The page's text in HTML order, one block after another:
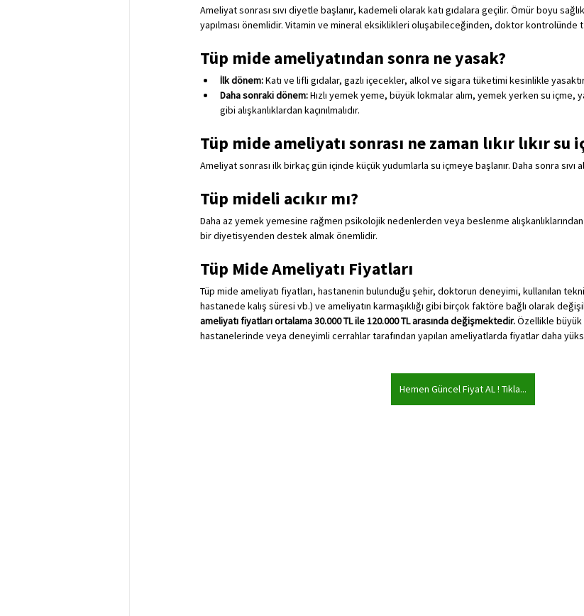
Ameliyat sonrası sıvı diyetle başlanır, kademeli olarak katı gıdalara geçilir. Ömür boyu
yapılması önemlidir. Vitamin ve mineral eksiklikleri oluşabileceğinden, doktor kontrolünde
Tüp mide ameliyatından sonra ne yasak?
İlk dönem: Katı ve lifli gıdalar, gazlı içecekler, alkol ve sigara tüketimi kesinlikle
Daha sonraki dönem: Hızlı yemek yeme, büyük lokmalar alım, yemek yerken su içme,
gibi alışkanlıklardan kaçınılmalıdır.
Tüp mide ameliyatı sonrası ne zaman lıkır lıkır su
Ameliyat sonrası ilk birkaç gün içinde küçük yudumlarla su içmeye başlanır. Daha sonra sıvı
Tüp mideli acıkır mı?
Daha az yemek yemesine rağmen psikolojik nedenlerden veya beslenme
bir diyetisyenden destek almak önemlidir.
Tüp Mide Ameliyatı Fiyatları
Tüp mide ameliyatı fiyatları, hastanenin bulunduğu şehir, doktorun deneyimi, kullanılan
hastanede kalış süresi vb.) ve ameliyatın karmaşıklığı gibi birçok faktöre bağlı olarak
ameliyatı fiyatları ortalama 30.000 TL ile 120.000 TL arasında değişmektedir. Özellikle
hastanelerinde veya deneyimli cerrahlar tarafından yapılan ameliyatlarda fiyatlar daha
Hemen Güncel Fiyat AL ! Tıkla...